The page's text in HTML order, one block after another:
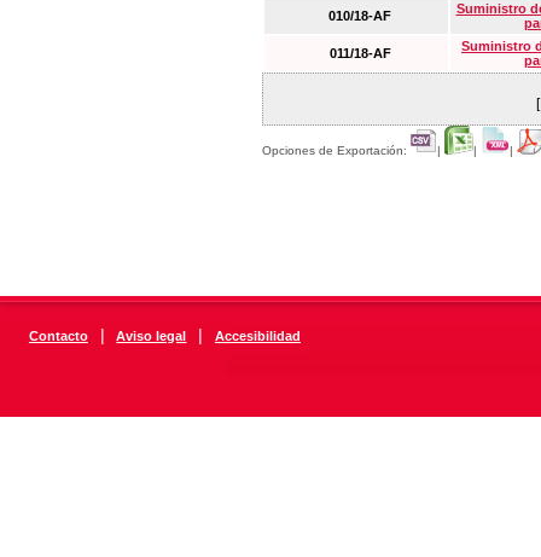
010/18-AF
Suministro
011/18-AF
Suministro
Opciones de Exportación: | | |
Contacto | Aviso legal | Accesibilidad